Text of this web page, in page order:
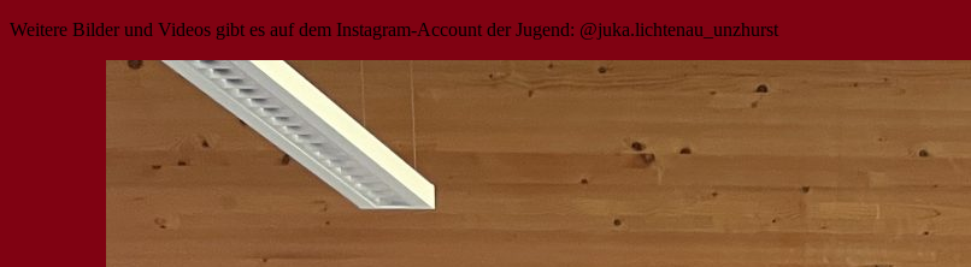
Weitere Bilder und Videos gibt es auf dem Instagram-Account der Jugend: @juka.lichtenau_unzhurst